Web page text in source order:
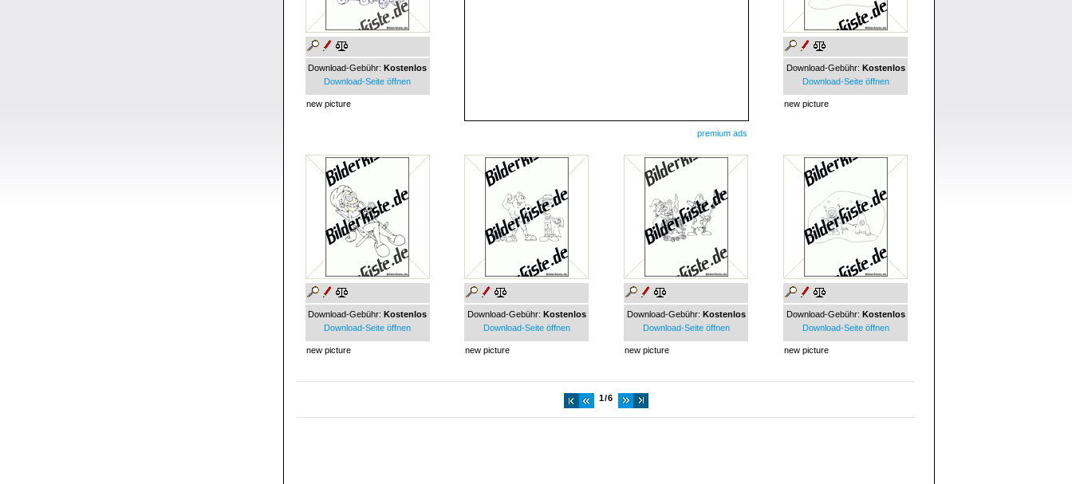
Download-Gebühr: Kostenlos
Download-Seite öffnen
new picture
premium ads
Download-Gebühr: Kostenlos
Download-Seite öffnen
new picture
Download-Gebühr: Kostenlos
Download-Seite öffnen
new picture
Download-Gebühr: Kostenlos
Download-Seite öffnen
new picture
Download-Gebühr: Kostenlos
Download-Seite öffnen
new picture
Download-Gebühr: Kostenlos
Download-Seite öffnen
new picture
1/6